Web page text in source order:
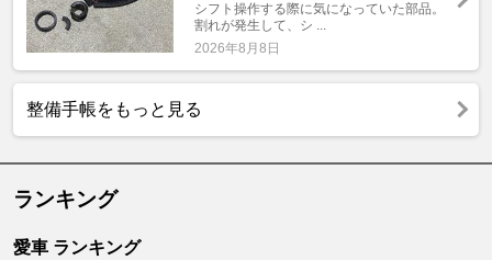
シフト操作する際に気になっていた部品。
割れが発生して、シ ...
2026年8月8日
整備手帳をもっと見る
ランキング
愛車 ランキング